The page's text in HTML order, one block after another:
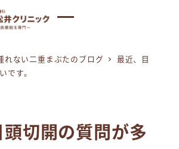
れない二重まぶたのブログ
最近、目
です。
切開の質問が多